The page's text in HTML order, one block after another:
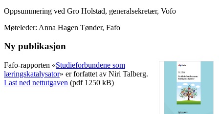
Oppsummering ved Gro Holstad, generalsekretær, Vofo
Møteleder: Anna Hagen Tønder, Fafo
Ny publikasjon
Fafo-rapporten «Studieforbundene som
læringskatalysator» er forfattet av Niri Talberg.
Last ned nettutgaven (pdf 1250 kB)